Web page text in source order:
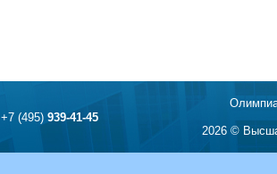
+7 (495)939-41-45
2026 ©